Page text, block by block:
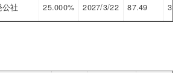
社 25.000% 2027/3/22 87.49